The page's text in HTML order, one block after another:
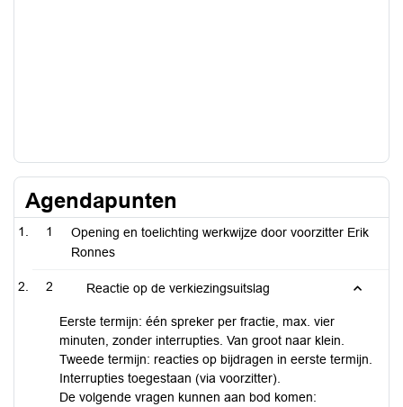
Agendapunten
1
Opening en toelichting werkwijze door voorzitter Erik
Ronnes
2 Reactie op de verkiezingsuitslag
Eerste termijn: één spreker per fractie, max. vier
minuten, zonder interrupties. Van groot naar klein.
Tweede termijn: reacties op bijdragen in eerste termijn.
Interrupties toegestaan (via voorzitter).
De volgende vragen kunnen aan bod komen: